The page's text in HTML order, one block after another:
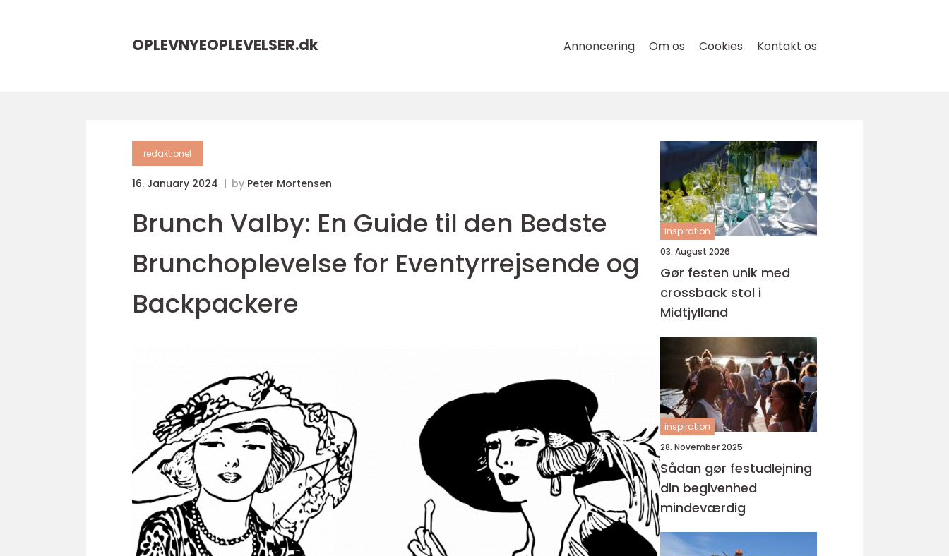
OPLEVNYEOPLEVELSER.dk Annoncering Om os Cookies Kontakt os
redaktionel
16. January 2024 by Peter Mortensen
Brunch Valby: En Guide til den Bedste
Brunchoplevelse for Eventyrrejsende og
Backpackere
inspiration
03. August 2026
Gør festen unik med
crossback stol i
Midtjylland
inspiration
28. November 2025
Sådan gør festudlejning
din begivenhed
mindeværdig